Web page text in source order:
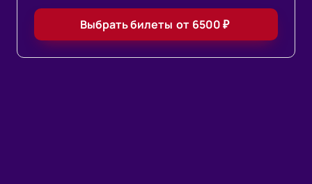
Выбрать билеты от 6500₽